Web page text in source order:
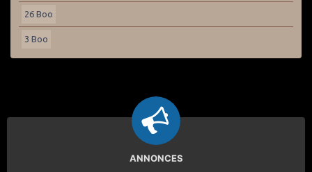
26 Boo
3 Boo
ANNONCES